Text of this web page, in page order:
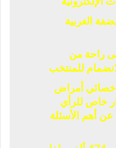
الغربية
راحة من
للمنتخب
أمراض
خاص للرأي
عن أهم الأسئلة